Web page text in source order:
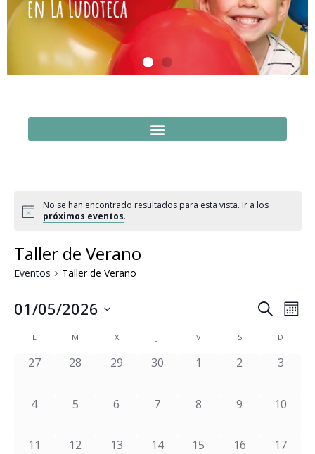
No se han encontrado resultados para esta vista. Ir a los
próximos eventos.
Taller de Verano
Eventos Taller de Verano
de
vistas
de
Buscar
Mes
01/05/2026
fecha.Calendario
de
Eventos
L M X J V S D
0 eventos,
27 0 eventos,
28 0 eventos,
29 0 eventos,
30 0 eventos,
1 0 eventos,
2 0
3
0 eventos,
4 0 eventos,
5 0 eventos,
6 0 eventos,
7 0 eventos,
8 0 eventos,
9 0
10
0 eventos,
11 0 eventos,
12 0 eventos,
13 0 eventos,
14 0 eventos,
15 0 eventos,
16 0
17